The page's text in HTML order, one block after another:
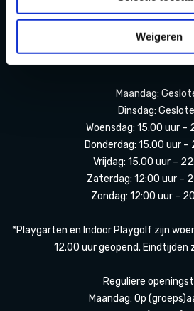
Weigeren
Openingstijden
Maandag:
Dinsdag:
Woensdag: 15.00 uur –
Donderdag: 15.00 uur –
Vrijdag: 15.00 uur –
Zaterdag: 12:00 uur –
Zondag: 12:00 uur –
*Playgarten en Indoor Playgolf zijn
12.00 uur geopend. Eindtijden
Reguliere
Maandag: Op